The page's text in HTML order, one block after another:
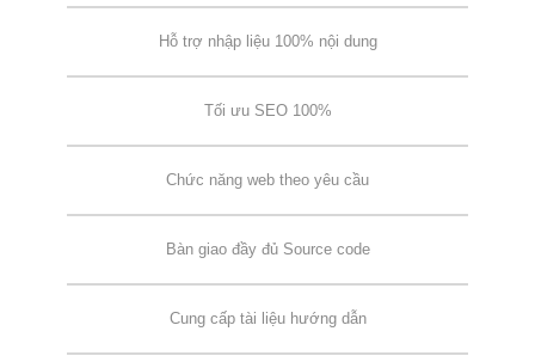
Hỗ trợ nhập liệu 100% nội dung
Tối ưu SEO 100%
Chức năng web theo yêu cầu
Bàn giao đầy đủ Source code
Cung cấp tài liệu hướng dẫn